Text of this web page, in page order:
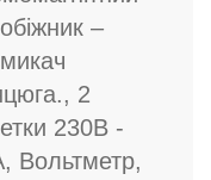
–
2
230В -
Вольтметр,